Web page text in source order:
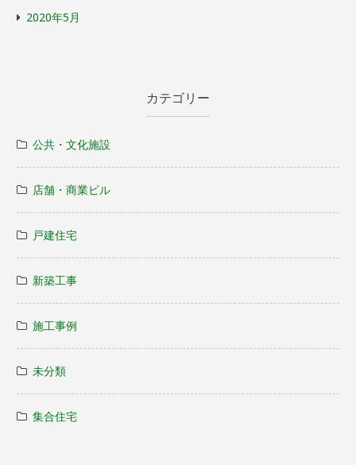
2020年5月
カテゴリー
公共・文化施設
店舗・商業ビル
戸建住宅
新築工事
施工事例
未分類
集合住宅